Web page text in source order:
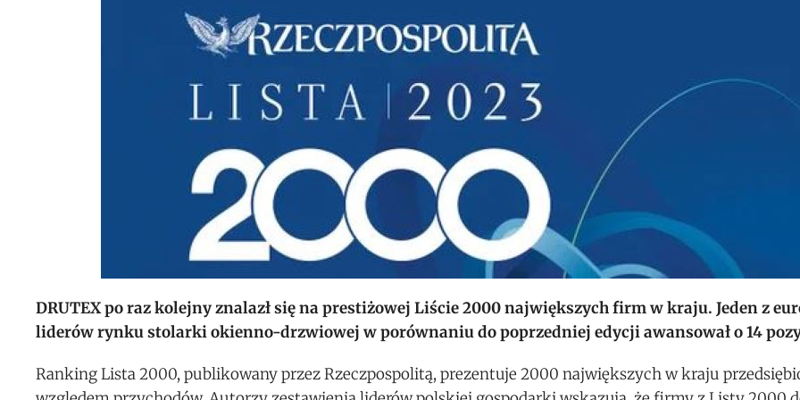
DRUTEX po raz kolejny znalazł się na prestiżowej Liście 2000 największych firm w kraju. Jeden z
liderów rynku stolarki okienno-drzwiowej w porównaniu do poprzedniej edycji awansował o 14
Ranking Lista 2000, publikowany przez Rzeczpospolitą, prezentuje 2000 największych w kraju